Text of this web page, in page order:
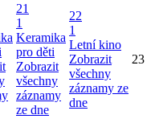
21
1
Keramika
pro děti
Zobrazit
všechny
záznamy
ze dne
22
1
Letní kino
Zobrazit
všechny
záznamy ze
dne
23